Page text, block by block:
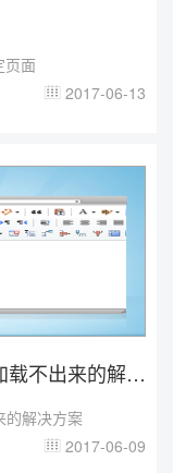
页面
 2017-06-13
载不出来的解
的解决方案
 2017-06-09